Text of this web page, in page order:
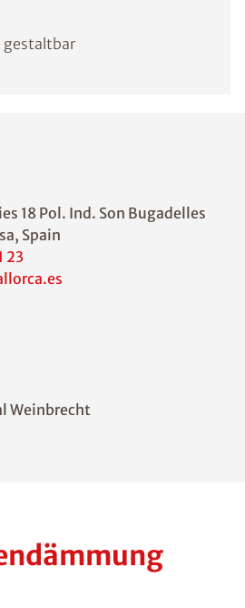
gestaltbar
Weinbrecht
18 Pol. Ind. Son Bugadelles
Spain
23